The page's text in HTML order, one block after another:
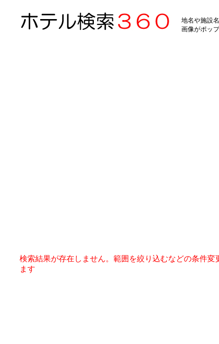
地名や施設
画像がポッ
検索結果が存在しません。範囲を絞り込むなどの条件変
ます